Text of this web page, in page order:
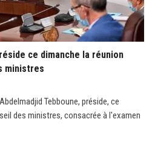
ce dimanche la réunion
ministres
Tebboune, préside, ce
des ministres, consacrée à l'examen